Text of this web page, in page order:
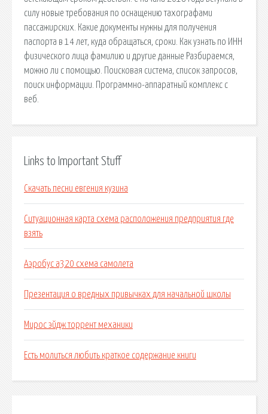
силу новые требования по оснащению тахографами
пассажирских. Какие документы нужны для получения
паспорта в 14 лет, куда обращаться, сроки. Как узнать по ИНН
физического лица фамилию и другие данные Разбираемся,
можно ли с помощью. Поисковая сиcтема, список запросов,
поиск информации. Программно-аппаратный комплекс с
веб.
Links to Important Stuff
Скачать песни евгения кузина
Ситуационная карта схема расположения предприятия где
взять
Аэробус а320 схема самолета
Презентация о вредных привычках для начальной школы
Мирос эйдж торрент механики
Есть молиться любить краткое содержание книги